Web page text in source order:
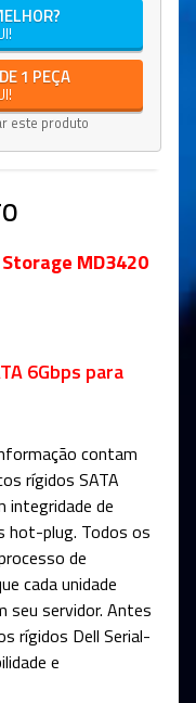
1 PEÇA
este produto
Storage MD3420
6Gbps para
contam
rígidos SATA
integridade de
hot-plug. Todos os
de
cada unidade
seu servidor. Antes
rígidos Dell Serial-
e